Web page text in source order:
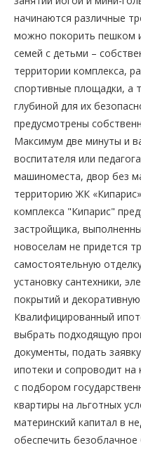
начинаются различные
можно покорить пешком
семей с детьми –
территории комплекса,
спортивные площадки, а
глубиной для их
предусмотрены
Максимум две минуты и
воспитателя или
машиноместа, двор без
территорию ЖК
комплекса "Кипарис"
застройщика,
новоселам не придется
самостоятельную
установку сантехники,
покрытий и
Квалифицированный
выбрать подходящую
документы, подать
ипотеки и сопроводит
с подбором
квартиры на льготных
материнский капитал в
обеспечить